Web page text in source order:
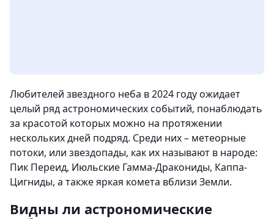
Любителей звездного неба в 2024 году ожидает
целый ряд астрономических событий, понаблюдать
за красотой которых можно на протяжении
нескольких дней подряд. Среди них – метеорные
потоки, или звездопады, как их называют в народе:
Пик Переид, Июльские Гамма-Дракониды, Каппа-
Цигниды, а также яркая комета вблизи Земли.
Видны ли астрономические